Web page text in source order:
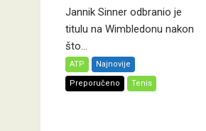
Jannik Sinner odbranio je
titulu na Wimbledonu nakon
što...
ATP Najnovije
Preporučeno Tenis